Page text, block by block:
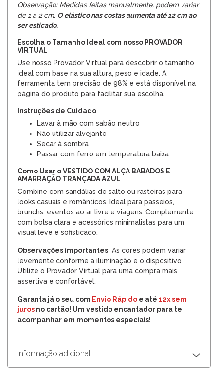
Observação: Medidas feitas manualmente, podem variar
de 1 a 2 cm. O elástico nas costas aumenta até 12 cm ao
ser esticado.
Escolha o Tamanho Ideal com nosso PROVADOR
VIRTUAL
Use nosso Provador Virtual para descobrir o tamanho
ideal com base na sua altura, peso e idade. A
ferramenta tem precisão de 98% e está disponível na
página do produto para facilitar sua escolha.
Instruções de Cuidado
Lavar à mão com sabão neutro
Não utilizar alvejante
Secar à sombra
Passar com ferro em temperatura baixa
Como Usar o VESTIDO COM ALÇA BABADOS E
AMARRAÇÃO TRANÇADA AZUL
Combine com sandálias de salto ou rasteiras para
looks casuais e românticos. Ideal para passeios,
brunchs, eventos ao ar livre e viagens. Complemente
com bolsa clara e acessórios minimalistas para um
visual leve e sofisticado.
Observações importantes: As cores podem variar
levemente conforme a iluminação e o dispositivo.
Utilize o Provador Virtual para uma compra mais
assertiva e confortável.
Garanta já o seu com Envio Rápido e até 12x sem
juros no cartão! Um vestido encantador para te
acompanhar em momentos especiais!
Informação adicional